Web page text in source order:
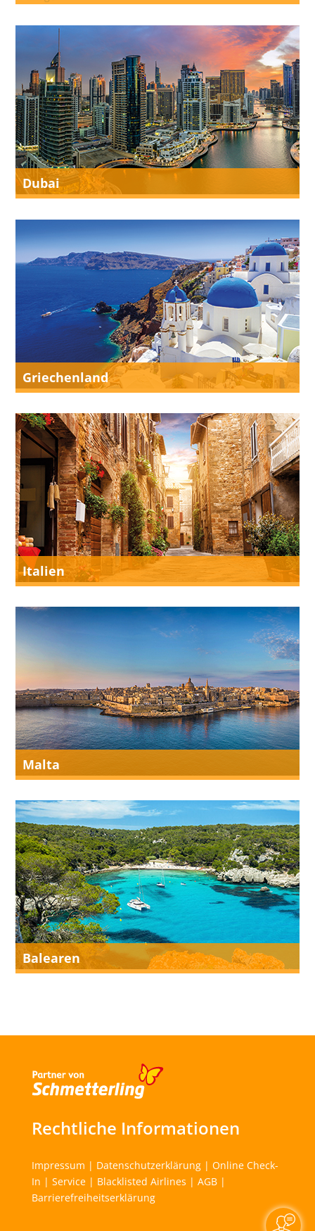
Dubai
Griechenland
Italien
Malta
Balearen
Rechtliche Informationen
Impressum | Datenschutzerklärung| Online Check-
In | Service| Blacklisted Airlines | AGB|
Barrierefreiheitserklärung